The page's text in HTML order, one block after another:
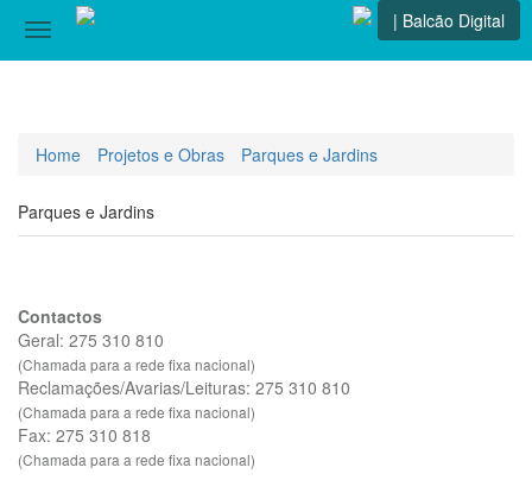
Toggle
navigation
| Balcão Digital
Home Projetos e Obras Parques e Jardins
Parques e Jardins
Contactos
Geral: 275 310 810
(Chamada para a rede fixa nacional)
Reclamações/Avarias/Leituras: 275 310 810
(Chamada para a rede fixa nacional)
Fax: 275 310 818
(Chamada para a rede fixa nacional)